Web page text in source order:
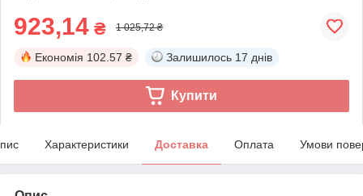
923,14 ₴ 1 025,72 ₴
Економія 102.57 ₴ Залишилось 17 днів
Купити
Характеристики Доставка Оплата Умови